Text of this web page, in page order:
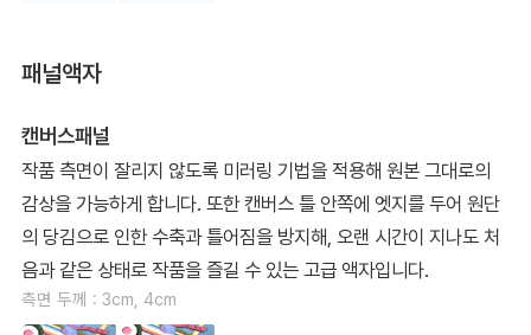
패널액자
캔버스패널
작품 측면이 잘리지 않도록 미러링 기법을 적용해 원본 그대로의
감상을 가능하게 합니다. 또한 캔버스 틀 안쪽에 엣지를 두어 원단
의 당김으로 인한 수축과 틀어짐을 방지해, 오랜 시간이 지나도 처
음과 같은 상태로 작품을 즐길 수 있는 고급 액자입니다.
측면 두께 : 3cm, 4cm